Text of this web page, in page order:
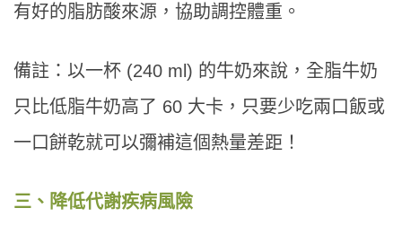
有好的脂肪酸來源，協助調控體重。
備註：以一杯 (240 ml) 的牛奶來說，全脂牛奶
只比低脂牛奶高了 60 大卡，只要少吃兩口飯或
一口餅乾就可以彌補這個熱量差距！
三、降低代謝疾病風險